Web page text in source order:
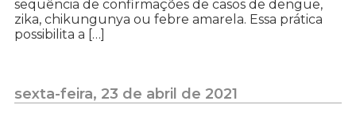
sequência de confirmações de casos de dengue,
zika, chikungunya ou febre amarela. Essa prática
possibilita a […]
sexta-feira, 23 de abril de 2021